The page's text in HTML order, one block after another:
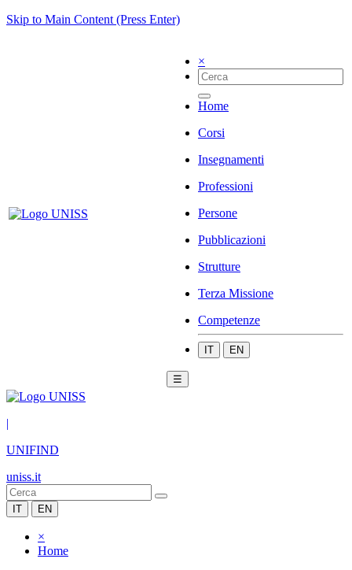
Skip to Main Content (Press Enter)
×
Home
Corsi
Insegnamenti
Professioni
Persone
Pubblicazioni
Strutture
Terza Missione
Competenze
IT EN
☰
|
UNIFIND
uniss.it
IT EN
×
Home